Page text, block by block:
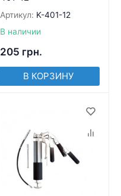
Артикул: K-401-12
В наличии
205 грн.
В КОРЗИНУ